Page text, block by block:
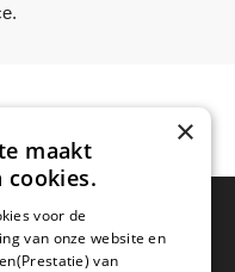
×
maakt
cookies.
voor de
van onze website en
van